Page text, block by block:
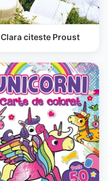
Clara citeste Proust